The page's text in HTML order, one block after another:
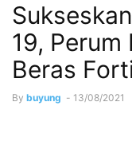
19,
Beras
By buyung - 13/08/2021